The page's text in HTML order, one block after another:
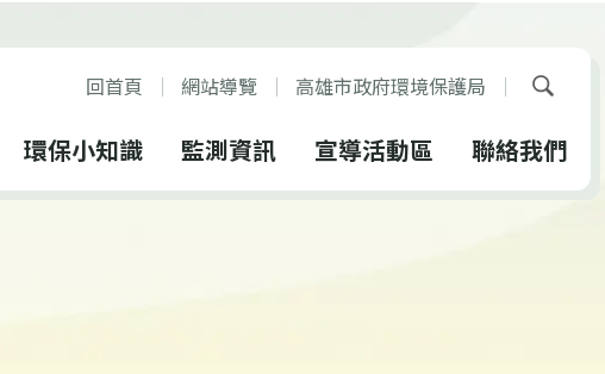
回首頁 網站導覽 高雄市政府環境保護局
環保小知識 監測資訊 宣導活動區 聯絡我們